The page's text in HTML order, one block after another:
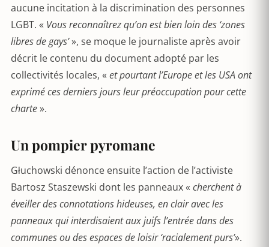
aucune incitation à la discrimination des personnes
LGBT. « Vous reconnaîtrez qu’on est bien loin des ‘zones
libres de gays’», se moque le journaliste après avoir
décrit le contenu du document adopté par les
collectivités locales, « et pourtant l’Europe et les USA ont
exprimé ces derniers jours leur préoccupation pour cette
charte».
Un pompier pyromane
Głuchowski dénonce ensuite l’action de l’activiste
Bartosz Staszewski dont les panneaux « cherchent à
éveiller des connotations hideuses, en clair avec les
panneaux qui interdisaient aux juifs l’entrée dans des
communes ou des espaces de loisir ‘racialement purs’».